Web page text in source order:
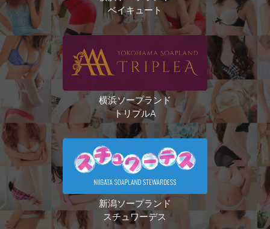
ベイキュート
横浜ソープランド
トリプルA
新潟ソープランド
スチュワーデス